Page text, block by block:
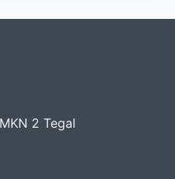
2 Tegal